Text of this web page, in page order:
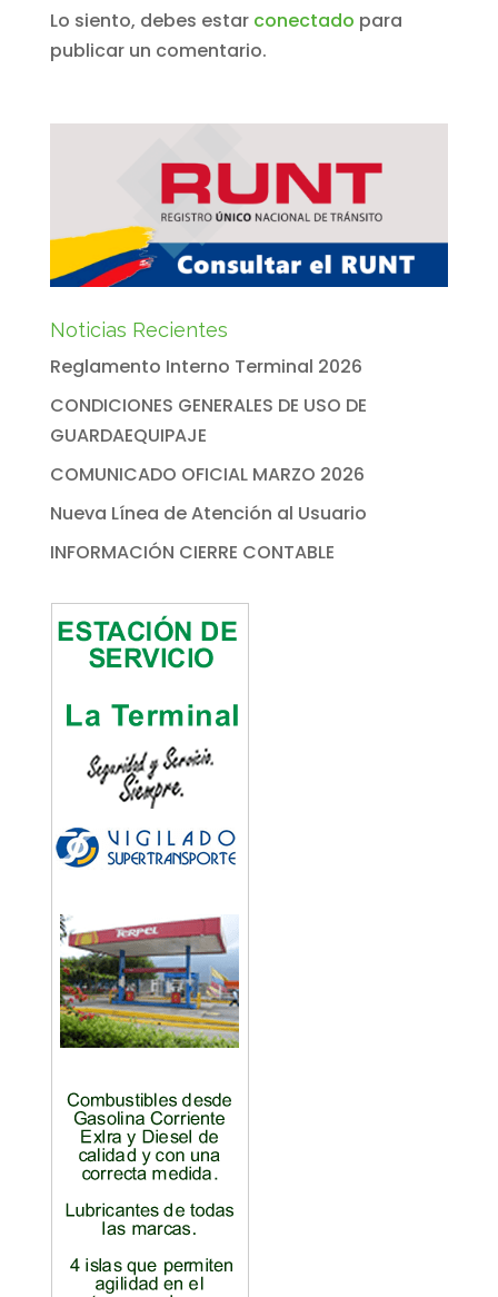
Lo siento, debes estar conectado para
publicar un comentario.
Noticias Recientes
Reglamento Interno Terminal 2026
CONDICIONES GENERALES DE USO DE
GUARDAEQUIPAJE
COMUNICADO OFICIAL MARZO 2026
Nueva Línea de Atención al Usuario
INFORMACIÓN CIERRE CONTABLE